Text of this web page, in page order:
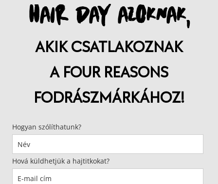
HAIR DAY AZOKNAK,
AKIK CSATLAKOZNAK
A FOUR REASONS
FODRÁSZMÁRKÁHOZ!
Hogyan szólíthatunk?
Hová küldhetjük a hajtitkokat?